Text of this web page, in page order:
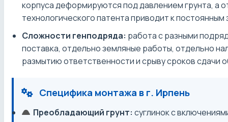
корпуса деформируются под давлением грунта, а
технологического патента приводит к постоянным
Сложности генподряда: работа с разными
поставка, отдельно земляные работы, отдельно
размытию ответственности и срыву сроков сдачи
Специфика монтажа в г. Ирпень
Преобладающий грунт: суглинок с